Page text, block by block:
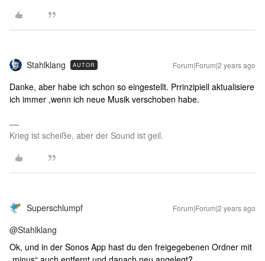
Stahlklang AUTOR Forum|Forum|2 years ago
Danke, aber habe ich schon so eingestellt. Prrinzipiell aktualisiere
ich immer ,wenn ich neue Musik verschoben habe.
Krieg ist scheiße, aber der Sound ist geil.
Superschlumpf Forum|Forum|2 years ago
@Stahlklang
Ok, und in der Sonos App hast du den freigegebenen Ordner mit